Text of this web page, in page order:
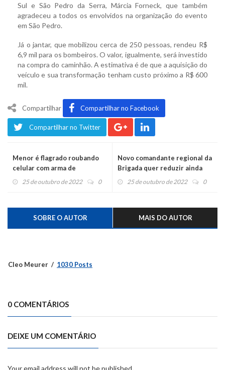
Sul e São Pedro da Serra, Márcia Forneck, que também
agradeceu a todos os envolvidos na organização do evento
em São Pedro.
Já o jantar, que mobilizou cerca de 250 pessoas, rendeu R$
6,9 mil para os bombeiros. O valor, igualmente, será investido
na compra do caminhão. A estimativa é de que a aquisição do
veículo e sua transformação tenham custo próximo a R$ 600
mil.
Compartilhar Compartilhar no Facebook
Compartilhar no Twitter
Menor é flagrado roubando
celular com arma de
brinquedo
25 de outubro de 2022 0
Novo comandante regional da
Brigada quer reduzir ainda
mais os índices de
25 de outubro de 2022 0
SOBRE O AUTOR MAIS DO AUTOR
Cleo Meurer 1030 Posts
0 COMENTÁRIOS
DEIXE UM COMENTÁRIO
Your email address will not be published.